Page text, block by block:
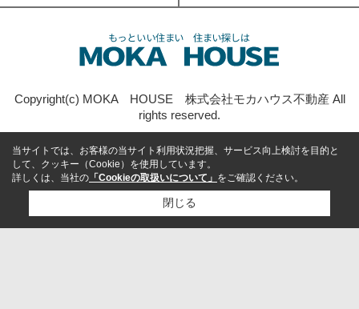
Copyright(c) MOKA HOUSE 株式会社モカハウス不動産 All
rights reserved.
当サイトでは、お客様の当サイト利用状況把握、サービス向上検討を目的と
して、クッキー（Cookie）を使用しています。
詳しくは、当社の 「Cookieの取扱いについて」 をご確認ください。
閉じる